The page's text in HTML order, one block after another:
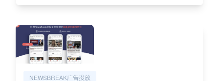
NEWSBREAK广告投放